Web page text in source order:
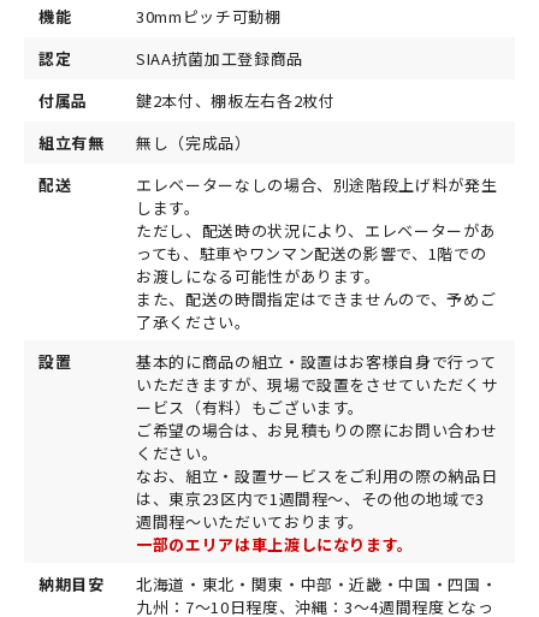
機能
30mmピッチ可動棚
認定
SIAA抗菌加工登録商品
付属品
鍵2本付、棚板左右各2枚付
組立有無
無し（完成品）
配送
エレベーターなしの場合、別途階段上げ料が発生
します。
ただし、配送時の状況により、エレベーターがあ
っても、駐車やワンマン配送の影響で、1階での
お渡しになる可能性があります。
また、配送の時間指定はできませんので、予めご
了承ください。
設置
基本的に商品の組立・設置はお客様自身で行って
いただきますが、現場で設置をさせていただくサ
ービス（有料）もございます。
ご希望の場合は、お見積もりの際にお問い合わせ
ください。
なお、組立・設置サービスをご利用の際の納品日
は、東京23区内で1週間程～、その他の地域で3
週間程～いただいております。
一部のエリアは車上渡しになります。
納期目安
北海道・東北・関東・中部・近畿・中国・四国・
九州：7～10日程度、沖縄：3～4週間程度となっ